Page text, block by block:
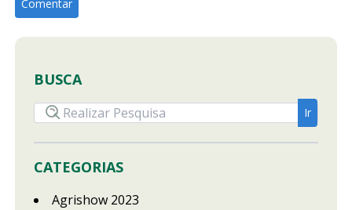
BUSCA
CATEGORIAS
Agrishow 2023